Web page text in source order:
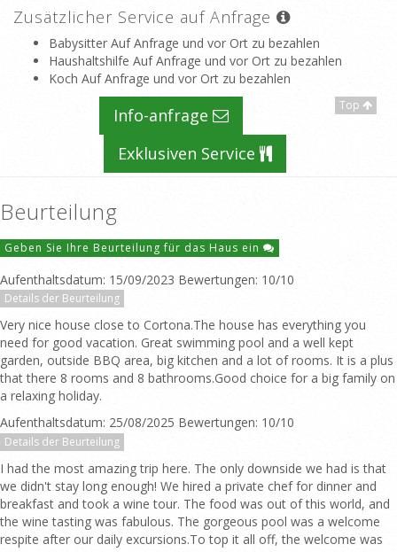
Zusätzlicher Service auf Anfrage
Babysitter Auf Anfrage und vor Ort zu bezahlen
Haushaltshilfe Auf Anfrage und vor Ort zu bezahlen
Koch Auf Anfrage und vor Ort zu bezahlen
Top
Info-anfrage
Exklusiven Service
Beurteilung
Geben Sie Ihre Beurteilung für das Haus ein
Aufenthaltsdatum: 15/09/2023 Bewertungen: 10/10
Details der Beurteilung
Very nice house close to Cortona.The house has everything you
need for good vacation. Great swimming pool and a well kept
garden, outside BBQ area, big kitchen and a lot of rooms. It is a plus
that there 8 rooms and 8 bathrooms.Good choice for a big family on
a relaxing holiday.
Aufenthaltsdatum: 25/08/2025 Bewertungen: 10/10
Details der Beurteilung
I had the most amazing trip here. The only downside we had is that
we didn't stay long enough! We hired a private chef for dinner and
breakfast and took a wine tour. The food was out of this world, and
the wine tasting was fabulous. The gorgeous pool was a welcome
respite after our daily excursions.To top it all off, the welcome was